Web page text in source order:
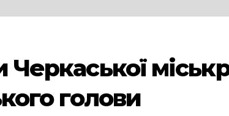
Черкаської
голови